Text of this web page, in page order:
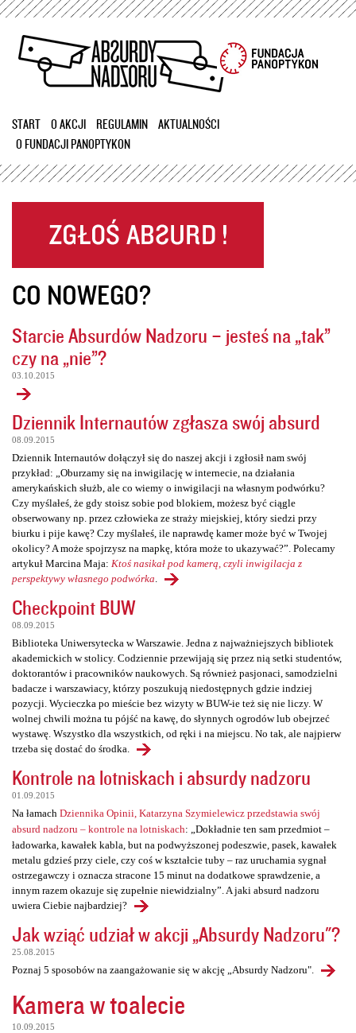
Przejdź
treści
START O AKCJI REGULAMIN
AKTUALNOŚCI
O FUNDACJI PANOPTYKON
CO NOWEGO?
Starcie Absurdów Nadzoru – jesteś na „tak”
czy na „nie”?
03.10.2015
Dziennik Internautów zgłasza swój absurd
08.09.2015
Dziennik Internautów dołączył się do naszej akcji i zgłosił nam swój
przykład: „Oburzamy się na inwigilację w internecie, na działania
amerykańskich służb, ale co wiemy o inwigilacji na własnym podwórku?
Czy myślałeś, że gdy stoisz sobie pod blokiem, możesz być ciągle
obserwowany np. przez człowieka ze straży miejskiej, który siedzi przy
biurku i pije kawę? Czy myślałeś, ile naprawdę kamer może być w Twojej
okolicy? A może spojrzysz na mapkę, która może to ukazywać?”. Polecamy
artykuł Marcina Maja: Ktoś nasikał pod kamerą, czyli inwigilacja z
perspektywy własnego podwórka
Checkpoint BUW
08.09.2015
Biblioteka Uniwersytecka w Warszawie. Jedna z najważniejszych bibliotek
akademickich w stolicy. Codziennie przewijają się przez nią setki studentów,
doktorantów i pracowników naukowych. Są również pasjonaci, samodzielni
badacze i warszawiacy, którzy poszukują niedostępnych gdzie indziej
pozycji. Wycieczka po mieście bez wizyty w BUW-ie też się nie liczy. W
wolnej chwili można tu pójść na kawę, do słynnych ogrodów lub obejrzeć
wystawę. Wszystko dla wszystkich, od ręki i na miejscu. No tak, ale najpierw
trzeba się dostać do środka.
Kontrole na lotniskach i absurdy nadzoru
01.09.2015
Na łamach Dziennika Opinii, Katarzyna Szymielewicz przedstawia swój
absurd nadzoru – kontrole na lotniskach: „Dokładnie ten sam przedmiot –
ładowarka, kawałek kabla, but na podwyższonej podeszwie, pasek, kawałek
metalu gdzieś przy ciele, czy coś w kształcie tuby – raz uruchamia sygnał
ostrzegawczy i oznacza stracone 15 minut na dodatkowe sprawdzenie, a
innym razem okazuje się zupełnie niewidzialny”. A jaki absurd nadzoru
uwiera Ciebie najbardziej?
Jak wziąć udział w akcji „Absurdy Nadzoru"?
25.08.2015
Poznaj 5 sposobów na zaangażowanie się w akcję „Absurdy Nadzoru".
Kamera w toalecie
10.09.2015